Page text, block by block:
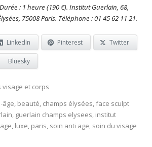
Durée : 1 heure (190 €). Institut Guerlain, 68,
75008 Paris. Téléphone : 01 45 62 11 21.
LinkedIn Pinterest Twitter
Bluesky
visage et corps
âge, beauté, champs élysées,face sculpt
, guerlain champs elysees, institut
, luxe, paris, soin anti age, soin du visage